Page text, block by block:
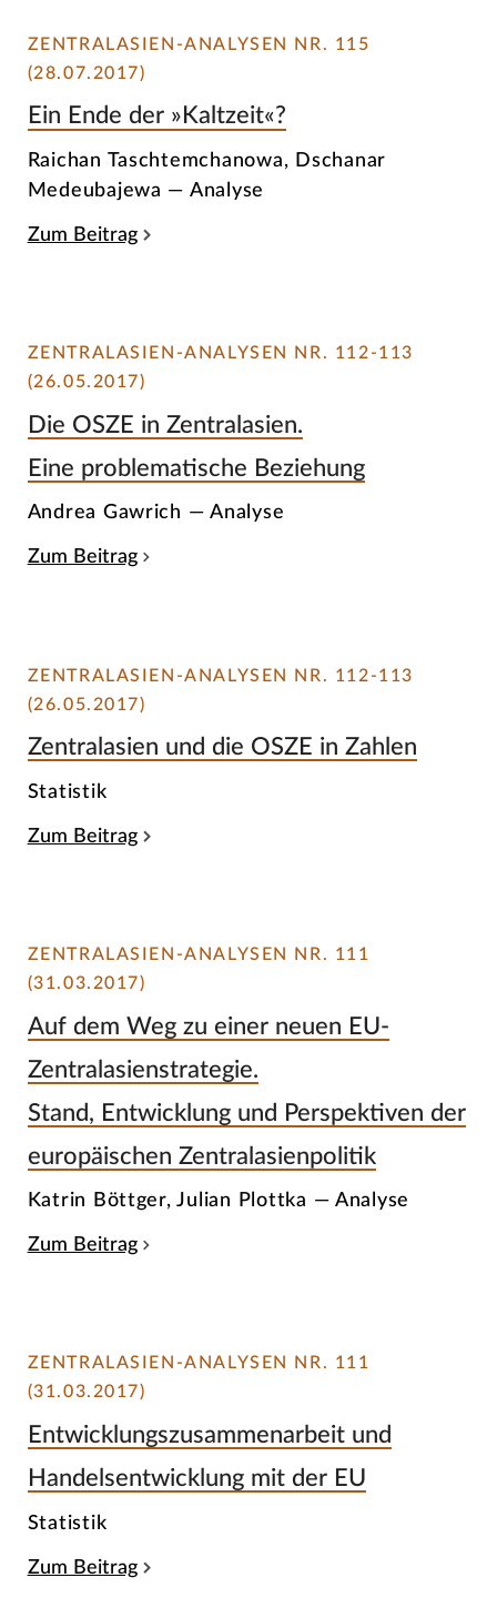
ZENTRALASIEN-ANALYSEN NR. 115
(28.07.2017)
Ein Ende der »Kaltzeit«?
Raichan Taschtemchanowa, Dschanar
Medeubajewa — Analyse
Zum Beitrag
ZENTRALASIEN-ANALYSEN NR. 112-113
(26.05.2017)
Die OSZE in Zentralasien.
Eine problematische Beziehung
Andrea Gawrich — Analyse
Zum Beitrag
ZENTRALASIEN-ANALYSEN NR. 112-113
(26.05.2017)
Zentralasien und die OSZE in Zahlen
Statistik
Zum Beitrag
ZENTRALASIEN-ANALYSEN NR. 111
(31.03.2017)
Auf dem Weg zu einer neuen EU-
Zentralasienstrategie.
Stand, Entwicklung und Perspektiven der
europäischen Zentralasienpolitik
Katrin Böttger, Julian Plottka — Analyse
Zum Beitrag
ZENTRALASIEN-ANALYSEN NR. 111
(31.03.2017)
Entwicklungszusammenarbeit und
Handelsentwicklung mit der EU
Statistik
Zum Beitrag